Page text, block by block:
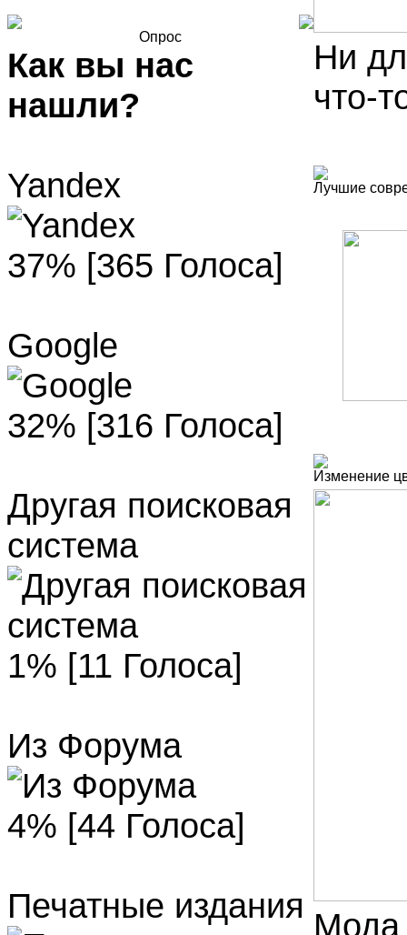
Опрос
Как вы нас
нашли?
Yandex
37% [365 Голоса]
Google
32% [316 Голоса]
Другая поисковая
система
1% [11 Голоса]
Из Форума
4% [44 Голоса]
Печатные издания
Ни
что-
Лучшие
Изменение
Мода